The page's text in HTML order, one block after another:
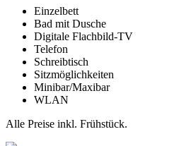
Einzelbett
Bad mit Dusche
Digitale Flachbild-TV
Telefon
Schreibtisch
Sitzmöglichkeiten
Minibar/Maxibar
WLAN
Alle Preise inkl. Frühstück.